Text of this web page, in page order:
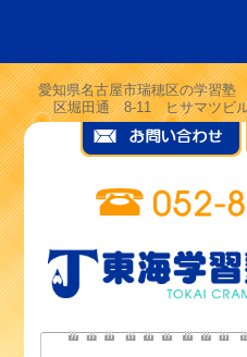
愛知県名古屋市瑞穂区の学習
区堀田通 8-11 ヒサマツビ